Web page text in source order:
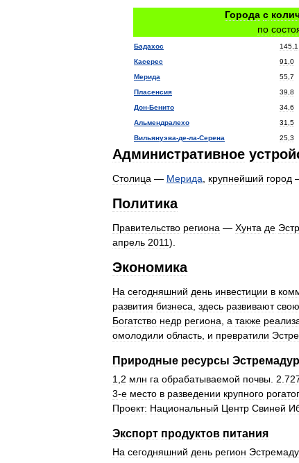
Города с
по
Бадахос 145 1
Касерес
91 0
Мерида
55 7
Пласенсия
39 8
Дон-Бенито 34 6
Альмендралехо
31 5
Вильянуэва-де-ла-Серена 25 3
Административное
Столица — Мерида крупнейший город
Политика
Правительство региона — Хунта де
апрель 2011).
Экономика
На сегодняшний день инвестиции в
развития бизнеса здесь развивают свою
Богатство недр региона а также
омолодили область и превратили
Природные ресурсы
1 2 млн га обрабатываемой почвы 2
3-е место в разведении крупного
Проект: Национальный Центр Свиней
Экспорт продуктов питания
На сегодняшний день регион